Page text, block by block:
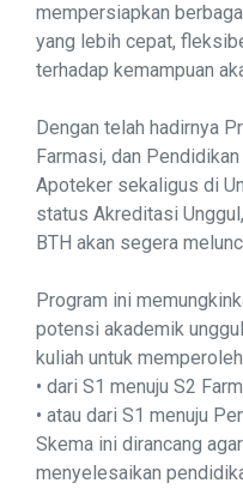
mempersiapkan
yang lebih cepat,
terhadap kemampuan
Dengan telah hadirnya
Farmasi, dan
Apoteker sekaligus di
status Akreditasi
BTH akan segera
Program ini
potensi akademik
kuliah untuk
• dari S1 menuju S2
• atau dari S1 menuju
Skema ini dirancang
menyelesaikan